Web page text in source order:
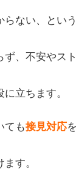
ない、という
、不安やスト
立ちます。
ても接見対応を
す。